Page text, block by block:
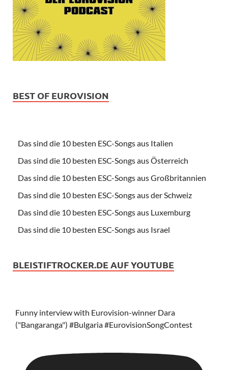
BEST OF EUROVISION
Das sind die 10 besten ESC-Songs aus Italien
Das sind die 10 besten ESC-Songs aus Österreich
Das sind die 10 besten ESC-Songs aus Großbritannien
Das sind die 10 besten ESC-Songs aus der Schweiz
Das sind die 10 besten ESC-Songs aus Luxemburg
Das sind die 10 besten ESC-Songs aus Israel
BLEISTIFTROCKER.DE AUF YOUTUBE
Funny interview with Eurovision-winner Dara
("Bangaranga") #Bulgaria #EurovisionSongContest